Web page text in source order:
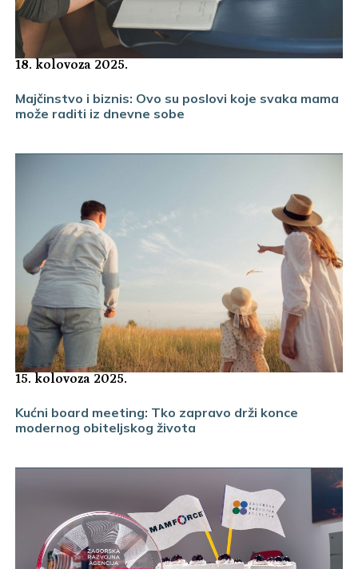
18. kolovoza 2025.
Majčinstvo i biznis: Ovo su poslovi koje svaka mama
može raditi iz dnevne sobe
15. kolovoza 2025.
Kućni board meeting: Tko zapravo drži konce
modernog obiteljskog života